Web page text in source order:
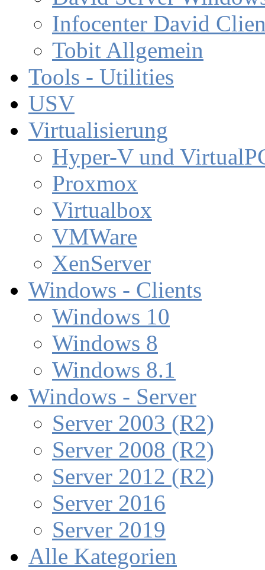
Infocenter David
Tobit Allgemein
Tools - Utilities
USV
Virtualisierung
Hyper-V und
Proxmox
Virtualbox
VMWare
XenServer
Windows - Clients
Windows 10
Windows 8
Windows 8.1
Windows - Server
Server 2003 (R2)
Server 2008 (R2)
Server 2012 (R2)
Server 2016
Server 2019
Alle Kategorien